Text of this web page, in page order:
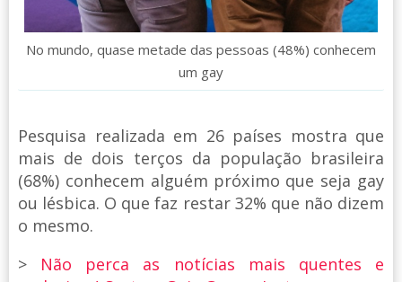
No mundo, quase metade das pessoas (48%) conhecem
um gay
Pesquisa realizada em 26 países mostra que
mais de dois terços da população brasileira
(68%) conhecem alguém próximo que seja gay
ou lésbica. O que faz restar 32% que não dizem
o mesmo.
> Não perca as notícias mais quentes e